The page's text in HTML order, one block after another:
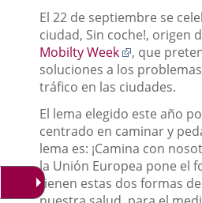
El 22 de septiembre se
ciudad, Sin coche!, origen
Mobilty Week
Enlace
a
una
externa.
, que
soluciones a los
tráfico en las ciudades.
El lema elegido este año
centrado en caminar y
lema es: ¡Camina con
la Unión Europea pone el
tienen estas dos formas